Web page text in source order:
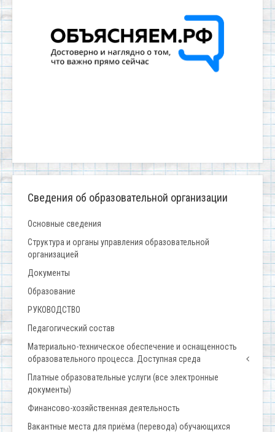
Сведения об образовательной организации
Основные сведения
Структура и органы управления образовательной
организацией
Документы
Образование
РУКОВОДСТВО
Педагогический состав
Материально-техническое обеспечение и оснащенность
образовательного процесса. Доступная среда
Платные образовательные услуги (все электронные
документы)
Финансово-хозяйственная деятельность
Вакантные места для приёма (перевода) обучающихся